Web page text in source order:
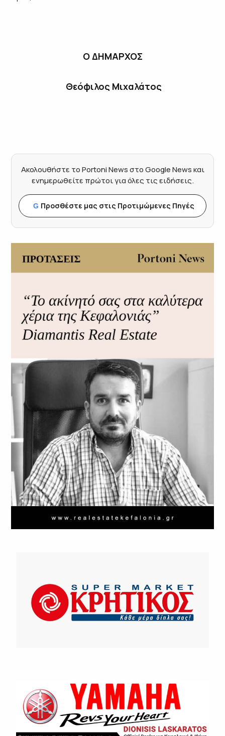
Ο ΔΗΜΑΡΧΟΣ
Θεόφιλος Μιχαλάτος
Ακολουθήστε το Portoni News στο Google News και
ενημερωθείτε πρώτοι για όλες τις ειδήσεις.
G Προσθέστε μας στις Προτιμώμενες Πηγές